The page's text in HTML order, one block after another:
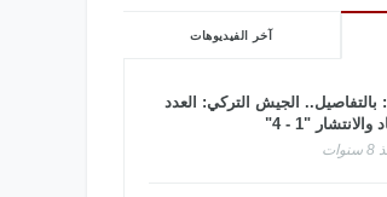
آخر الفيديوهات
بالتفاصيل.. الجيش التركي: العدد
والانتشار "1 - 4"